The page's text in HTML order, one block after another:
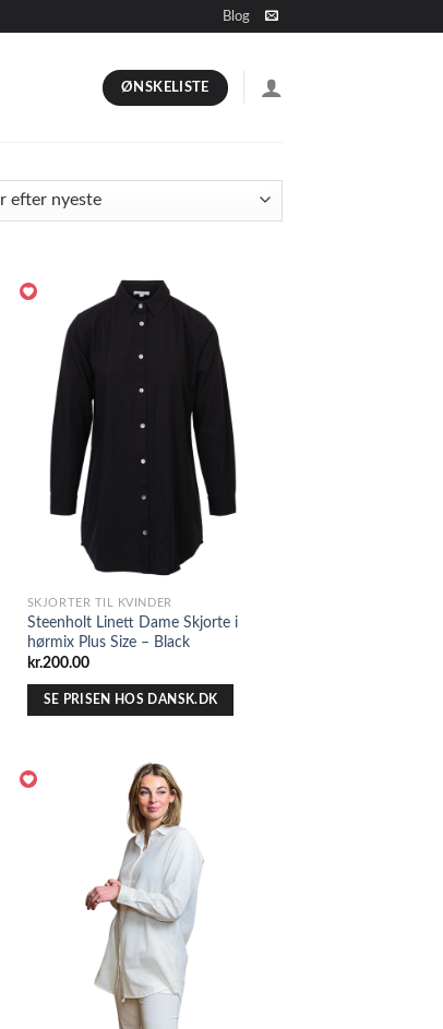
Blog
ØNSKELISTE
SKJORTER TIL KVINDER
Steenholt Linett Dame Skjorte i
hørmix Plus Size – Black
kr.200.00
SE PRISEN HOS DANSK.DK